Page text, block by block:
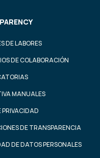
DE LABORES
DE COLABORACIÓN
MANUALES
PRIVACIDAD
DE TRANSPARENCIA
DE DATOS PERSONALES